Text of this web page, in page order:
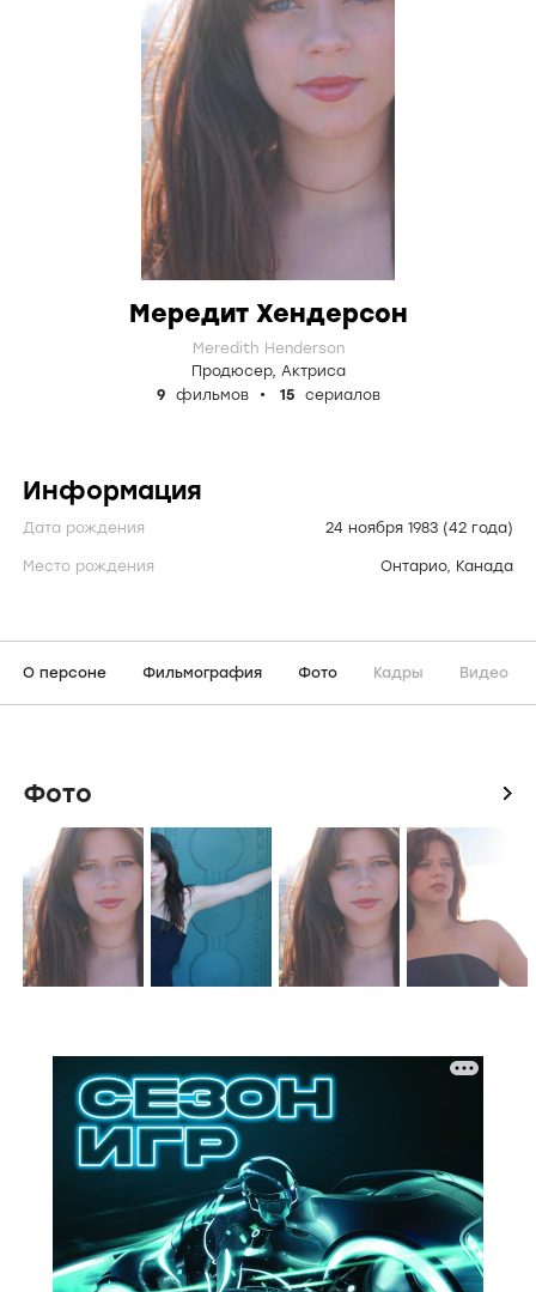
Мередит Хендерсон
Meredith Henderson
Продюсер, Актриса
9
фильмов 15 сериалов
Информация
Дата рождения 24 ноября 1983 (42 года)
Место рождения Онтарио, Канада
О персоне Фильмография Фото Кадры Видео
Фото icon